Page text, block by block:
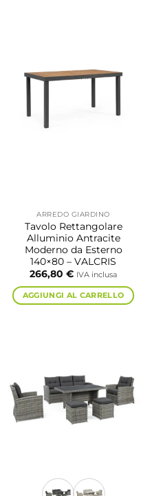
ARREDO GIARDINO
Tavolo Rettangolare
Alluminio Antracite
Moderno da Esterno
140×80 – VALCRIS
266,80 € IVA inclusa
AGGIUNGI AL CARRELLO